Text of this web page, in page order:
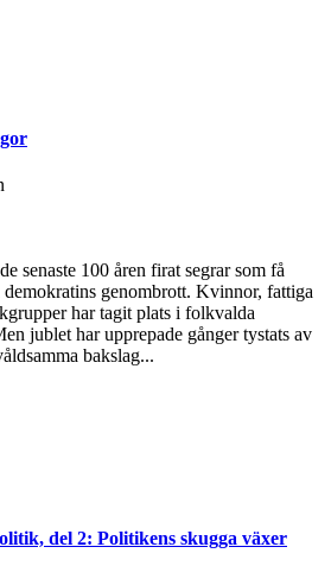
senaste 100 åren firat segrar som få
genombrott. Kvinnor, fattiga
har tagit plats i folkvalda
jublet har upprepade gånger tystats av
bakslag...
del 2: Politikens skugga växer